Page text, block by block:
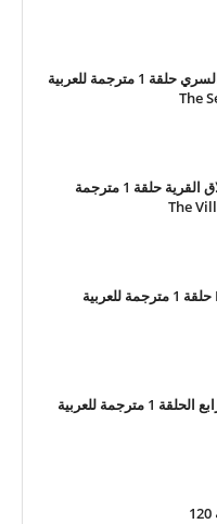
برنامج نادي الأصدقاء السري حلقة 1 مترجمة للعربية
برنامج بارك بوغوم حلاق القرية حلقة 1 مترجمة
للعربية